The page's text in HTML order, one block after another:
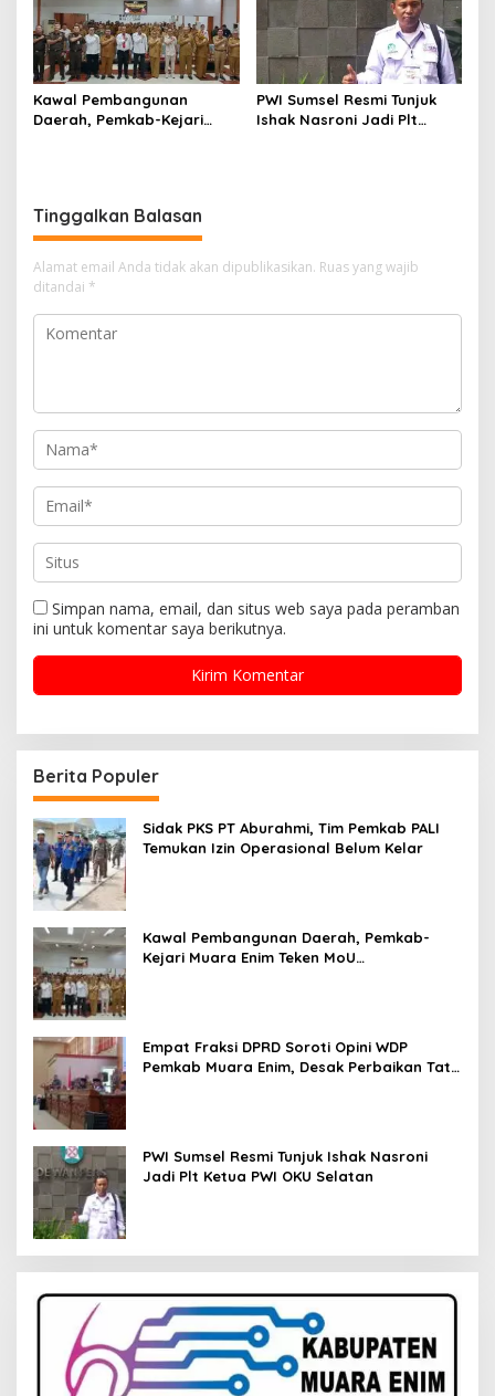
Kawal Pembangunan
Daerah, Pemkab-Kejari
PWI Sumsel Resmi Tunjuk
Ishak Nasroni Jadi Plt
Tinggalkan Balasan
Alamat email Anda tidak akan dipublikasikan. Ruas yang wajib
ditandai *
Simpan nama, email, dan situs web saya pada peramban
ini untuk komentar saya berikutnya.
Berita Populer
Sidak PKS PT Aburahmi, Tim Pemkab PALI
Temukan Izin Operasional Belum Kelar
Kawal Pembangunan Daerah, Pemkab-
Kejari Muara Enim Teken MoU
Empat Fraksi DPRD Soroti Opini WDP
Pemkab Muara Enim, Desak Perbaikan Tata
PWI Sumsel Resmi Tunjuk Ishak Nasroni
Jadi Plt Ketua PWI OKU Selatan